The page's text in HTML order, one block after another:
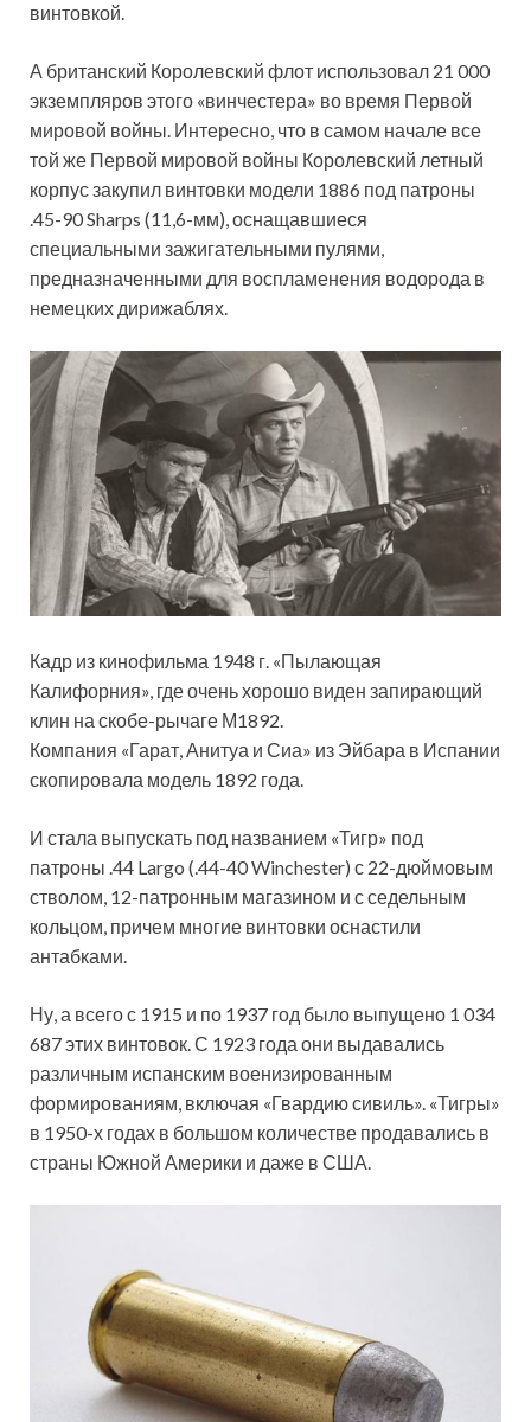
винтовкой.
А британский Королевский флот использовал 21 000
экземпляров этого «винчестера» во время Первой
мировой войны. Интересно, что в самом начале все
той же Первой мировой войны Королевский летный
корпус закупил винтовки модели 1886 под патроны
.45-90 Sharps (11,6-мм), оснащавшиеся
специальными зажигательными пулями,
предназначенными для воспламенения водорода в
немецких дирижаблях.
Кадр из кинофильма 1948 г. «Пылающая
Калифорния», где очень хорошо виден запирающий
клин на скобе-рычаге М1892.
Компания «Гарат, Анитуа и Сиа» из Эйбара в Испании
скопировала модель 1892 года.
И стала выпускать под названием «Тигр» под
патроны .44 Largo (.44-40 Winchester) с 22-дюймовым
стволом, 12-патронным магазином и с седельным
кольцом, причем многие винтовки оснастили
антабками.
Ну, а всего с 1915 и по 1937 год было выпущено 1 034
687 этих винтовок. С 1923 года они выдавались
различным испанским военизированным
формированиям, включая «Гвардию сивиль». «Тигры»
в 1950-х годах в большом количестве продавались в
страны Южной Америки и даже в США.